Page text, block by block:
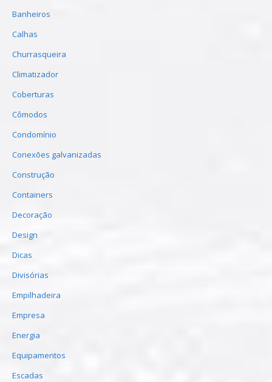
Banheiros
Calhas
Churrasqueira
Climatizador
Coberturas
Cômodos
Condomínio
Conexões galvanizadas
Construção
Containers
Decoração
Design
Dicas
Divisórias
Empilhadeira
Empresa
Energia
Equipamentos
Escadas